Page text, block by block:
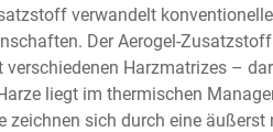
verwandelt
Der Aerogel-
Harzmatrizes –
liegt im thermischen
sich durch eine